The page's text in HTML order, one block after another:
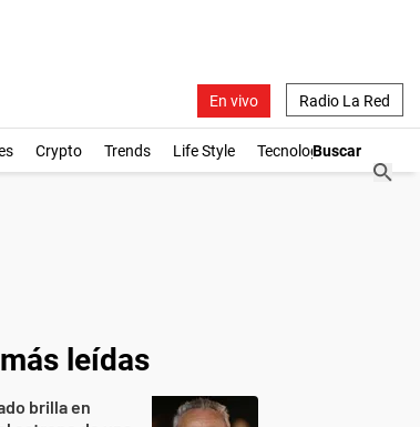
En vivo Radio La Red
Crypto Trends Life Style Tecnología
leídas
brilla en